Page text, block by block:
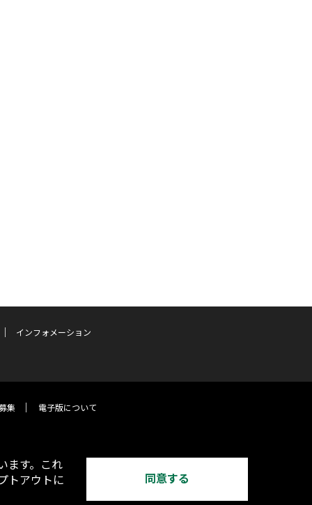
インフォメーション
集 電子版について
ます。これ
トアウトに
同意する